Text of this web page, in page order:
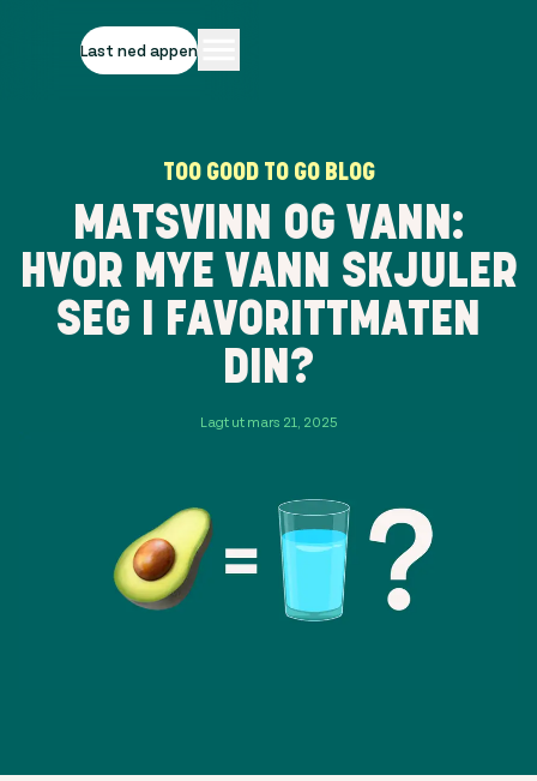
Last ned appen
TOO GOOD TO GO BLOG
MATSVINN OG VANN:
HVOR MYE VANN SKJULER
SEG I FAVORITTMATEN
DIN?
Lagt ut mars 21, 2025